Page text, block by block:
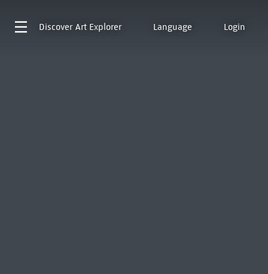
Discover Art Explorer Language Login